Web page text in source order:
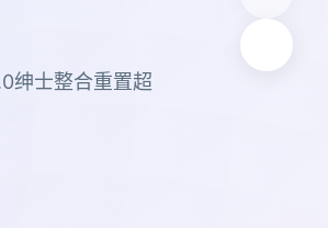
绅士整合重置超